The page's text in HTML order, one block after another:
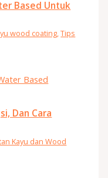
Based Untuk
wood coating,Tips
Dan Cara
Kayu dan Wood